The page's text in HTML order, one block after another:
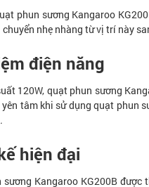
phun sương Kangaroo
chuyển nhẹ nhàng từ vị trí này
điện năng
120W, quạt phun sương
tâm khi sử dụng quạt phun
hiện đại
sương Kangaroo KG200B